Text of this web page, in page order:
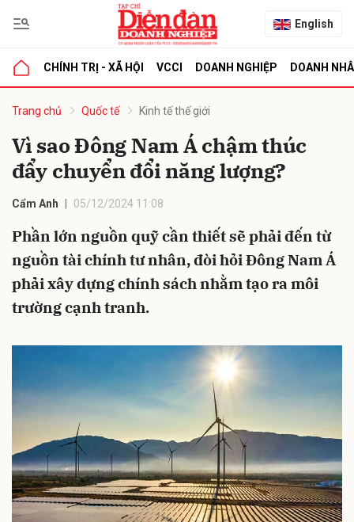
English
CHÍNH TRỊ - XÃ HỘI VCCI DOANH NGHIỆP DOANH
Trang chủ Quốc tế Kinh tế thế giới
Vì sao Đông Nam Á chậm thúc
đẩy chuyển đổi năng lượng?
Cẩm Anh 05/12/2024 11:08
Phần lớn nguồn quỹ cần thiết sẽ phải đến từ
nguồn tài chính tư nhân, đòi hỏi Đông Nam Á
phải xây dựng chính sách nhằm tạo ra môi
trường cạnh tranh.
luận
Hủy